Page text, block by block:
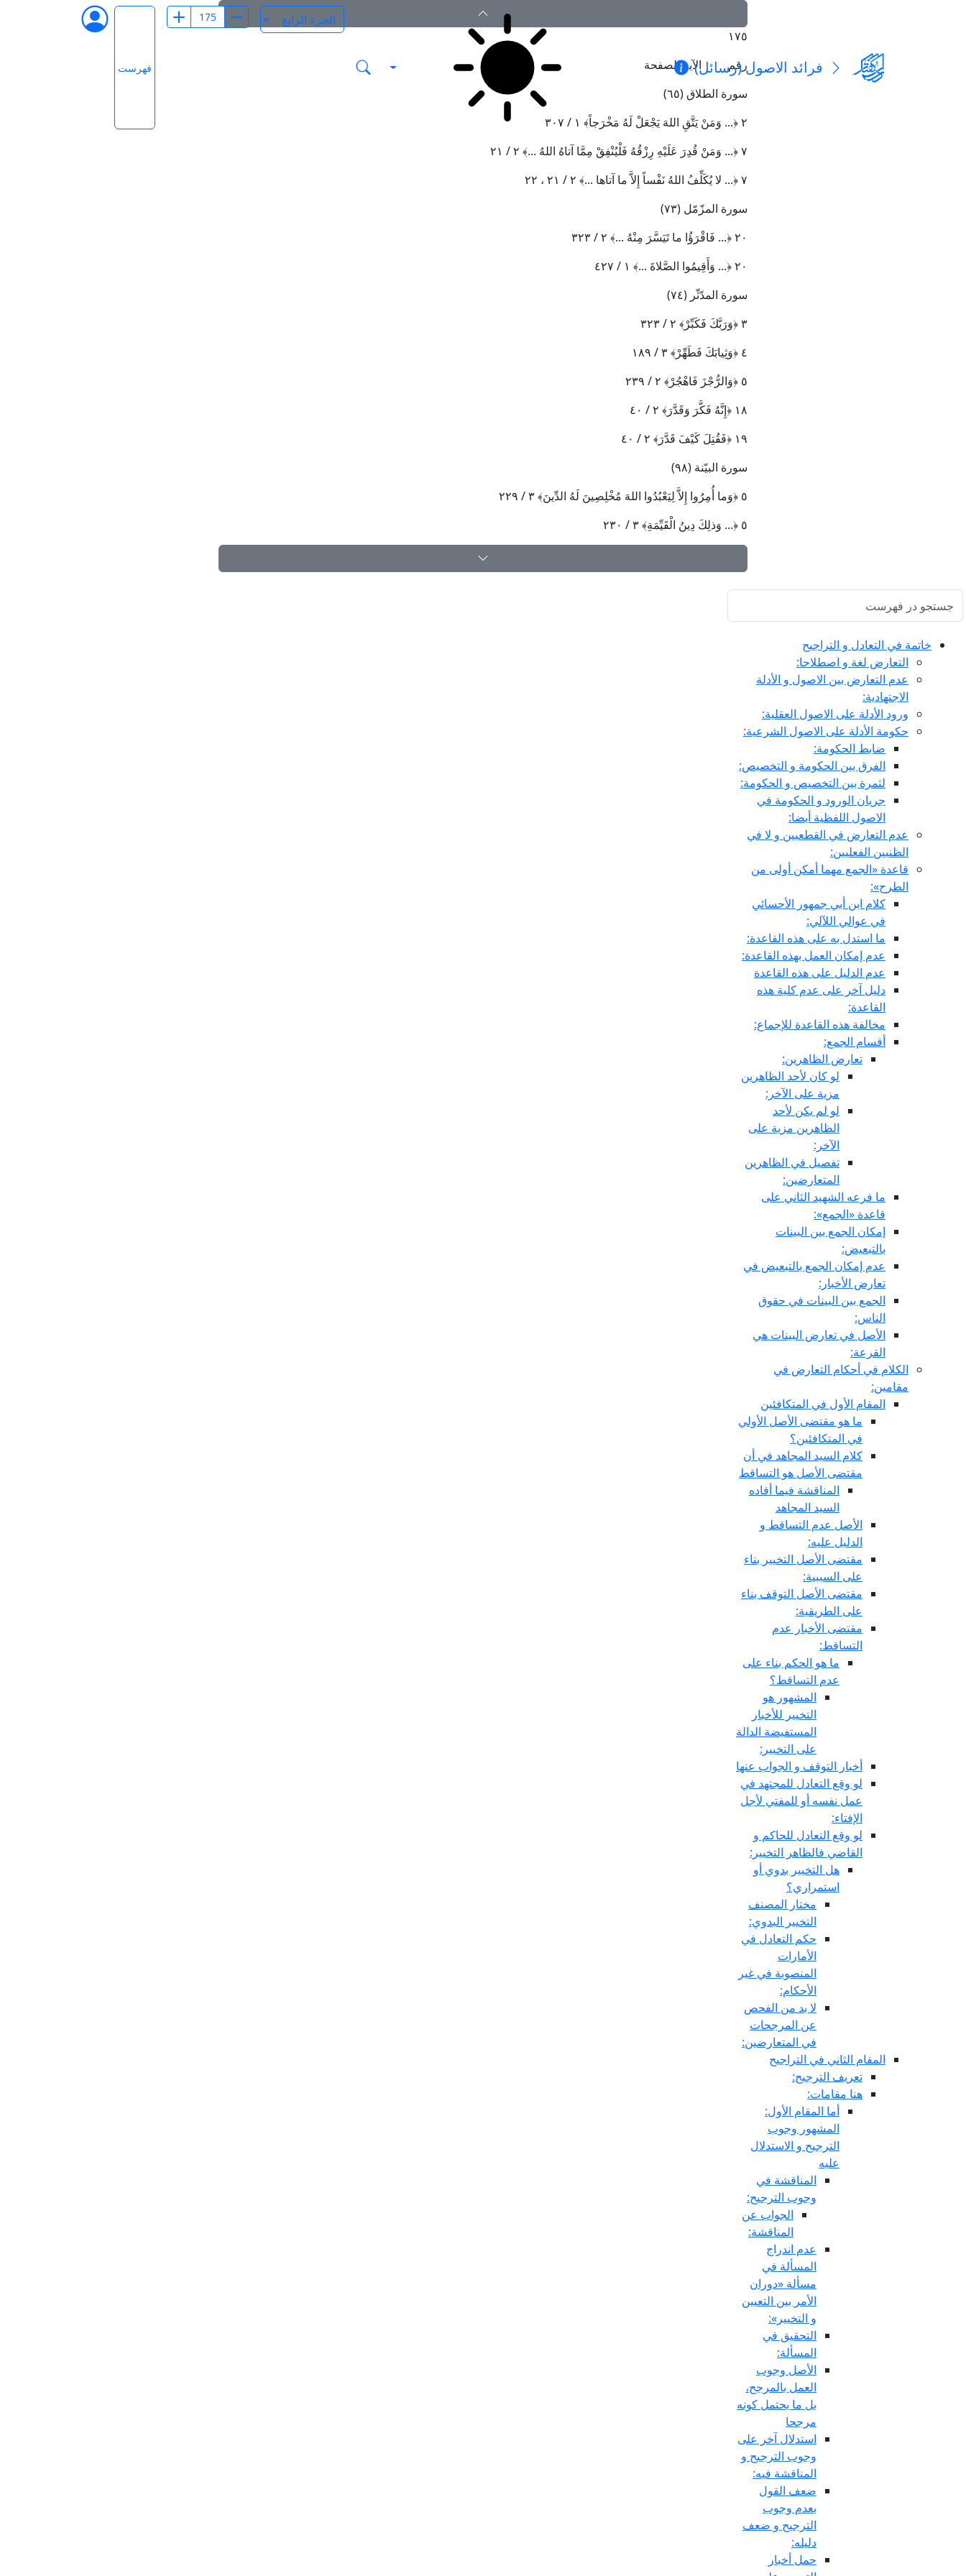
فرائد الاصول (رسائل) فهرست
١٧٥
رقم
الآية الصفحة
سورة الطلاق (٦٥)
٢﴿... وَمَنْ يَتَّقِ اللهَ يَجْعَلْ لَهُ مَخْرَجاً﴾
٧﴿... وَمَنْ قُدِرَ عَلَيْهِ رِزْقُهُ فَلْيُنْفِقْ مِمَّا آتاهُ اللهُ ...﴾
٧﴿... لا يُكَلِّفُ اللهُ نَفْساً إِلاَّ ما آتاها ...﴾
سورة المزّمّل (٧٣)
٢٠﴿... فَاقْرَؤُا ما تَيَسَّرَ مِنْهُ ...﴾
٢٠﴿... وَأَقِيمُوا الصَّلاةَ ...﴾
سورة المدّثّر (٧٤)
٣﴿وَرَبَّكَ فَكَبِّرْ﴾
٤ ﴿وَثِيابَكَ فَطَهِّرْ﴾
٥ ﴿وَالرُّجْزَ فَاهْجُرْ﴾
١٨ ﴿إِنَّهُ فَكَّرَ وَقَدَّرَ﴾
١٩ ﴿فَقُتِلَ كَيْفَ قَدَّرَ﴾
سورة البيّنة (٩٨)
٥ ﴿وَما أُمِرُوا إِلاَّ لِيَعْبُدُوا اللهَ مُخْلِصِينَ لَهُ الدِّينَ﴾
٥ ﴿... وَذلِكَ دِينُ الْقَيِّمَةِ﴾
خاتمة في التعادل و التراجيح
التعارض لغة و اصطلاحا:
عدم التعارض بين الاصول و الأدلة
الاجتهادية:
ورود الأدلة على الاصول العقلية:
حكومة الأدلة على الاصول الشرعية:
ضابط الحكومة:
الفرق بين الحكومة و التخصيص:
لثمرة بين التخصيص و الحكومة:
جريان الورود و الحكومة في
الاصول اللفظية أيضا:
عدم التعارض في القطعيين و لا في
الظنيين الفعليين:
قاعدة «الجمع مهما أمكن أولى من
الطرح»:
كلام ابن أبي جمهور الأحسائي
في عوالي اللآلي:
ما استدل به على هذه القاعدة:
عدم إمكان العمل بهذه القاعدة:
عدم الدليل على هذه القاعدة
دليل آخر على عدم كلية هذه
القاعدة:
مخالفة هذه القاعدة للإجماع:
أقسام الجمع:
تعارض الظاهرين:
لو كان لأحد الظاهرين
مزية على الآخر:
لو لم يكن لأحد
الظاهرين مزية على
الآخر:
تفصيل في الظاهرين
المتعارضين:
ما فرعه الشهيد الثاني على
قاعدة «الجمع»:
إمكان الجمع بين البينات
بالتبعيض:
عدم إمكان الجمع بالتبعيض في
تعارض الأخبار:
الجمع بين البينات في حقوق
الناس:
الأصل في تعارض البينات هي
القرعة:
الكلام في أحكام التعارض في
مقامين:
المقام الأول في المتكافئين
ما هو مقتضى الأصل الأولي
في المتكافئين؟
كلام السيد المجاهد في أن
مقتضى الأصل هو التساقط
المناقشة فيما أفاده
السيد المجاهد
الأصل عدم التساقط و
الدليل عليه:
مقتضى الأصل التخيير بناء
على السببية:
مقتضى الأصل التوقف بناء
على الطريقية:
مقتضى الأخبار عدم
التساقط:
ما هو الحكم بناء على
عدم التساقط؟
المشهور هو
التخيير للأخبار
المستفيضة الدالة
على التخيير:
أخبار التوقف و الجواب عنها
لو وقع التعادل للمجتهد في
عمل نفسه أو للمفتي لأجل
الإفتاء:
لو وقع التعادل للحاكم و
القاضي فالظاهر التخيير:
هل التخيير بدوي أو
استمراري؟
مختار المصنف
التخيير البدوي:
حكم التعادل في
الأمارات
المنصوبة في غير
الأحكام:
لا بد من الفحص
عن المرجحات
في المتعارضين:
المقام الثاني في التراجيح
تعريف الترجيح:
هنا مقامات:
أما المقام الأول:
المشهور وجوب
الترجيح و الاستدلال
عليه
المناقشة في
وجوب الترجيح:
الجواب عن
المناقشة:
عدم اندراج
المسألة في
مسألة «دوران
الأمر بين التعيين
و التخيير»:
التحقيق في
المسألة:
الأصل وجوب
العمل بالمرجح،
بل ما يحتمل كونه
مرجحا
استدلال آخر على
وجوب الترجيح و
المناقشة فيه:
ضعف القول
بعدم وجوب
الترجيح و ضعف
دليله:
حمل أخبار